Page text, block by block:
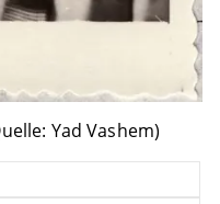
Yad Vashem)